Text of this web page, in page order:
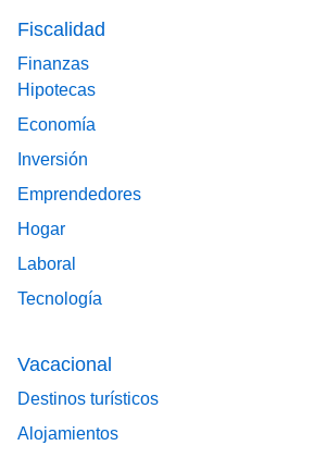
Fiscalidad
Finanzas
Hipotecas
Economía
Inversión
Emprendedores
Hogar
Laboral
Tecnología
Vacacional
Destinos turísticos
Alojamientos